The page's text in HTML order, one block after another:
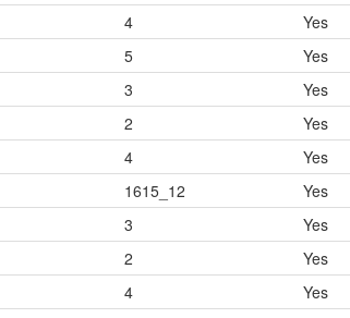
4 Yes
5 Yes
3 Yes
2 Yes
4 Yes
1615_12 Yes
3 Yes
2 Yes
4 Yes